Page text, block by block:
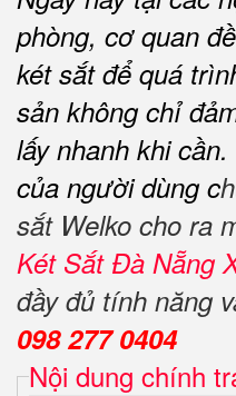
phòng, cơ quan
két sắt để quá
sản không chỉ
lấy nhanh khi cần.
của người dùng c
sắt Welko cho ra
Két Sắt Đà Nẵng
đầy đủ tính năng
098 277 0404
Nội dung chính